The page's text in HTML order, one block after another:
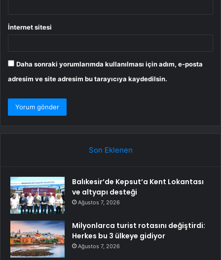
İnternet sitesi
Daha sonraki yorumlarımda kullanılması için adım, e-posta
adresim ve site adresim bu tarayıcıya kaydedilsin.
Son Eklenen
Balıkesir’de Kepsut’a Kent Lokantası
ve altyapı desteği
Ağustos 7, 2026
Milyonlarca turist rotasını değiştirdi:
Herkes bu 3 ülkeye gidiyor
Ağustos 7, 2026